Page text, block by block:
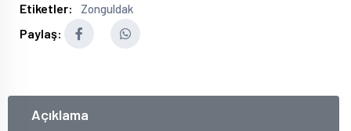
Etiketler:
Zonguldak
Paylaş:
Açıklama